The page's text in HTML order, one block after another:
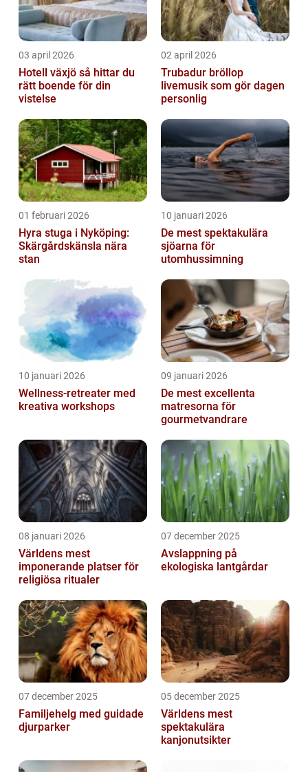
03 april 2026
Hotell växjö så hittar du
rätt boende för din
vistelse
02 april 2026
Trubadur bröllop
livemusik som gör dagen
personlig
01 februari 2026
Hyra stuga i Nyköping:
Skärgårdskänsla nära
stan
10 januari 2026
De mest spektakulära
sjöarna för
utomhussimning
10 januari 2026
Wellness-retreater med
kreativa workshops
09 januari 2026
De mest excellenta
matresorna för
gourmetvandrare
08 januari 2026
Världens mest
imponerande platser för
religiösa ritualer
07 december 2025
Avslappning på
ekologiska lantgårdar
07 december 2025
Familjehelg med guidade
djurparker
05 december 2025
Världens mest
spektakulära
kanjonutsikter